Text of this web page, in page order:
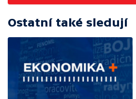
Ostatní také sledují